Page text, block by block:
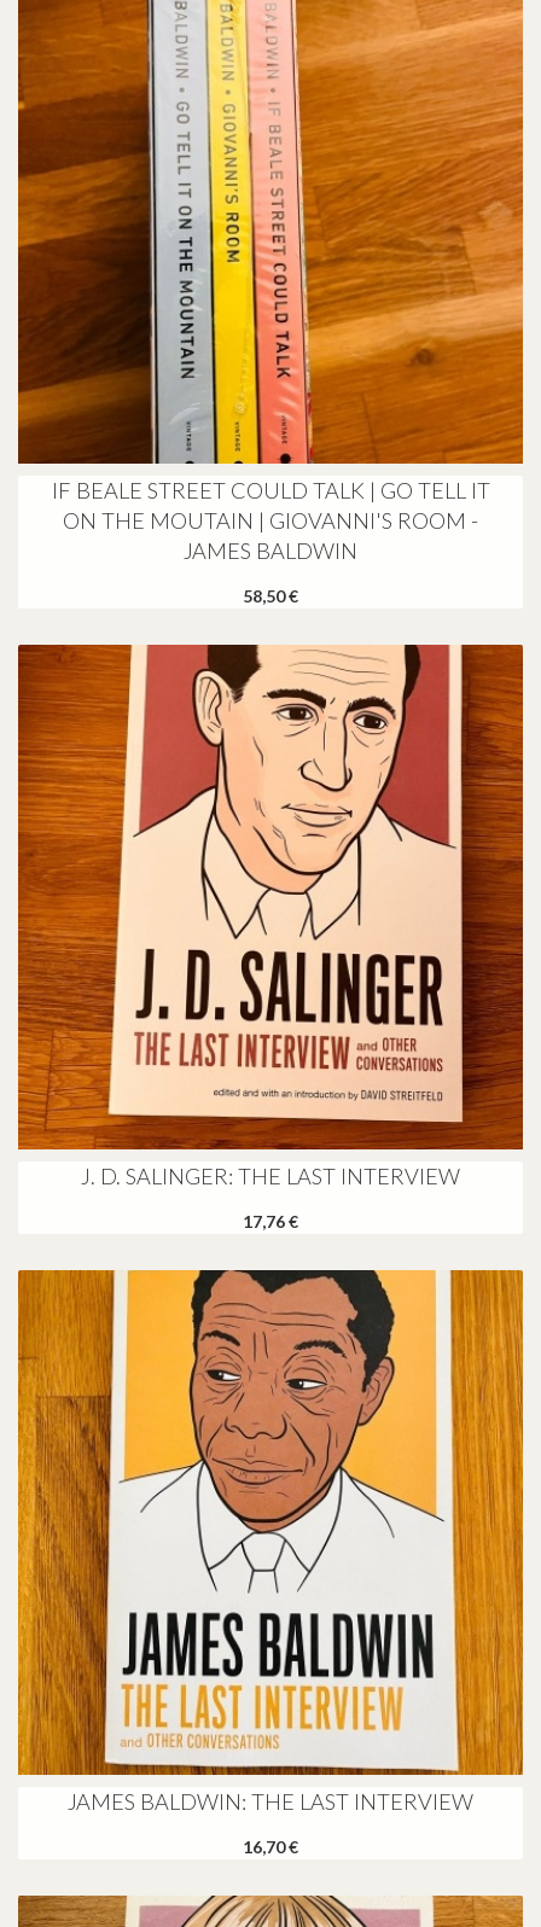
IF BEALE STREET COULD TALK | GO TELL IT
ON THE MOUTAIN | GIOVANNI'S ROOM -
JAMES BALDWIN
58,50 €
J. D. SALINGER: THE LAST INTERVIEW
17,76 €
JAMES BALDWIN: THE LAST INTERVIEW
16,70 €